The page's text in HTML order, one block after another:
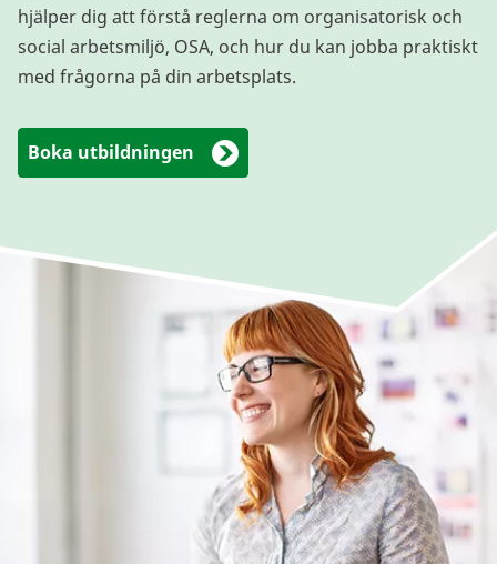
hjälper dig att förstå reglerna om organisatorisk och
social arbetsmiljö, OSA, och hur du kan jobba praktiskt
med frågorna på din arbetsplats.
Boka utbildningen